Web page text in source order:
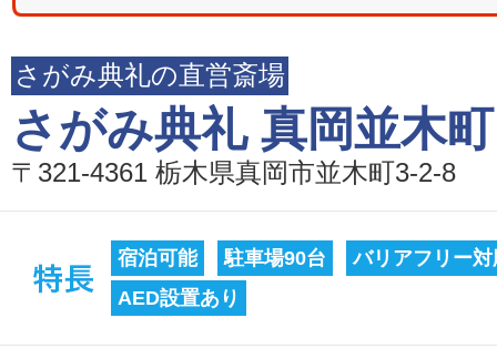
さがみ典礼の直営斎場
さがみ典礼 真岡並木町
〒321-4361 栃木県真岡市並木町3-2-8
宿泊可能 駐車場90台
バリアフリー対
AED設置あり